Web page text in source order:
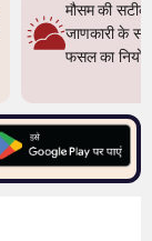
मौसम की सटीक
जाणकारी के
फसल का